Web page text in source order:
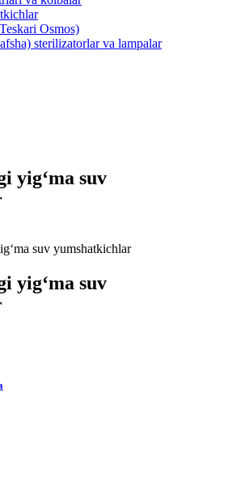
Osmos)
sterilizatorlar va lampalar
yig‘ma suv
suv yumshatkichlar
yig‘ma suv